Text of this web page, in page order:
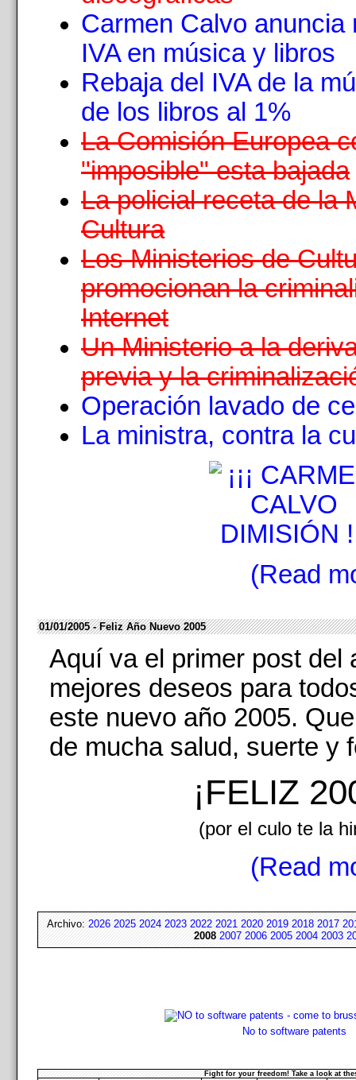
Carmen Calvo anuncia
IVA en música y libros
Rebaja del IVA de la
de los libros al 1%
La Comisión Europea
"imposible" esta bajada
La policial receta de la
Cultura
Los Ministerios de
promocionan la
Internet
Un Ministerio a la
previa y la
Operación lavado de
La ministra, contra la
(Read
01/01/2005 - Feliz Año Nuevo 2005
Aquí va el primer post del
mejores deseos para
este nuevo año 2005.
de mucha salud, suerte y
¡FELIZ
(por el culo te la
(Read
Archivo: 2026 2025 2024 2023 2022 2021 2020 2019 2018 2017
2008 2007 2006 2005 2004 2003
No to software patents
Fight for your freedom! Take a look at